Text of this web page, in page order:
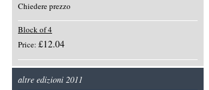
Chiedere prezzo
Block of 4
Price: £12.04
altre edizioni 2011